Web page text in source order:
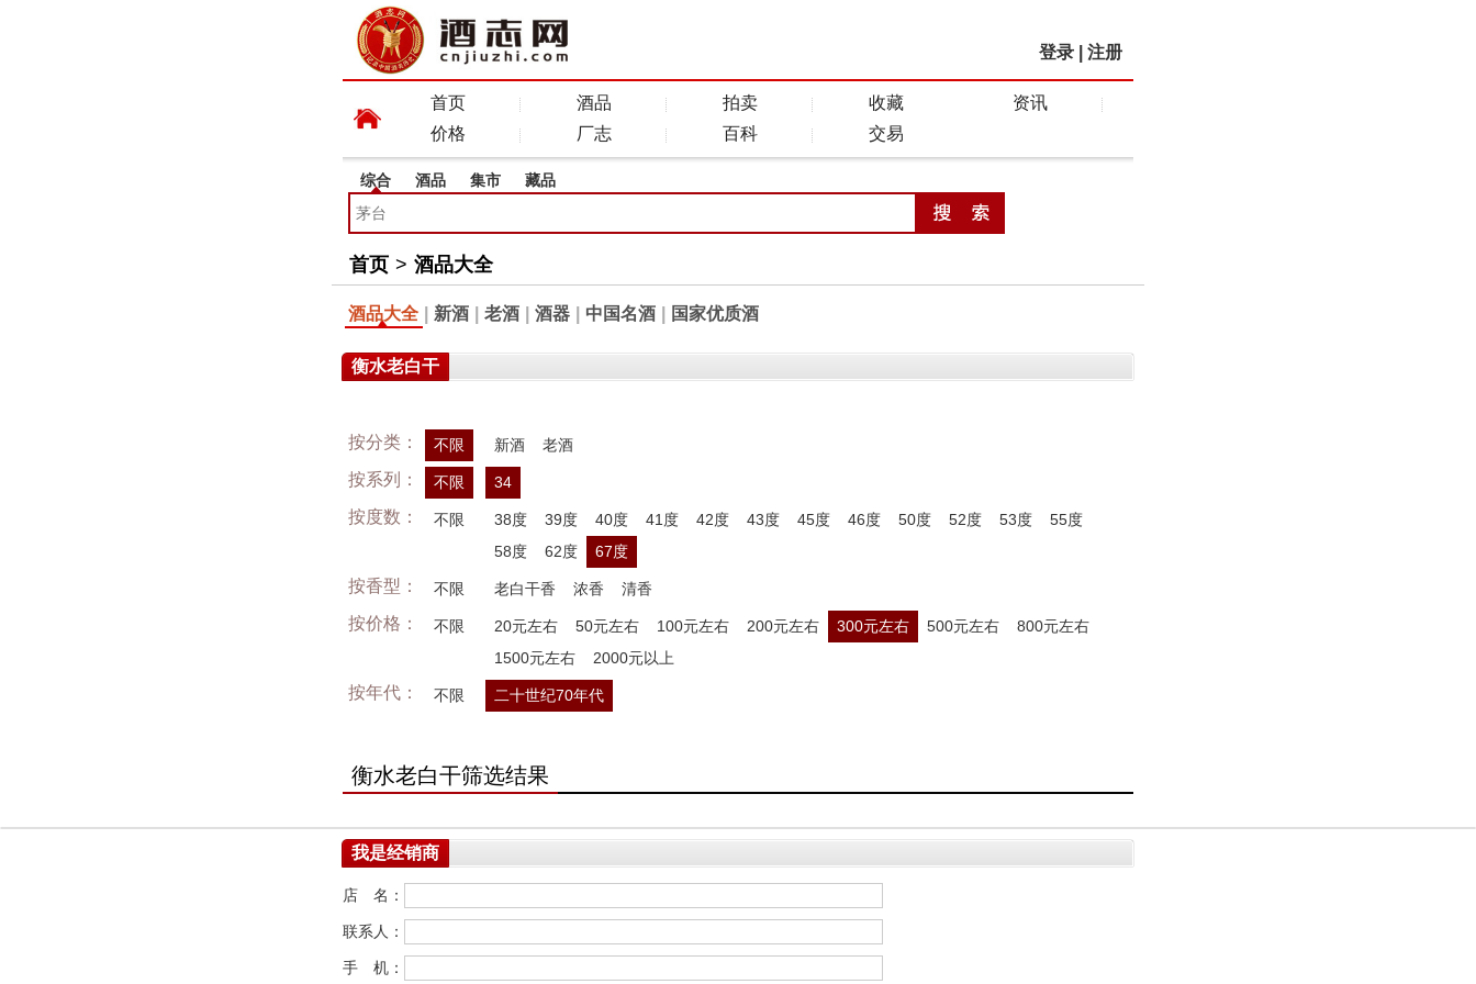
登录 注册
首页 酒品 拍卖 收藏
资讯
价格
厂志 百科 交易
综合 酒品 集市 藏品
首页 > 酒品大全
酒品大全 新酒 老酒 酒器 中国名酒 国家优质酒
衡水老白干
按分类： 不限 新酒 老酒
按系列： 不限 34
按度数： 不限 38度 39度 40度 41度 42度 43度 45度 46度 50度 52度 53度
55度
58度
62度 67度
按香型： 不限 老白干香 浓香 清香
按价格： 不限 20元左右 50元左右 100元左右 200元左右 300元左右 500元左右
800元左右
1500元左右
2000元以上
按年代： 不限 二十世纪70年代
衡水老白干筛选结果
我是经销商
店 名：
联系人：
手 机：